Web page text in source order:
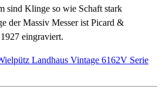
sind Klinge so wie Schaft stark
der Massiv Messer ist Picard &
eingraviert.
Landhaus Vintage 6162V Serie